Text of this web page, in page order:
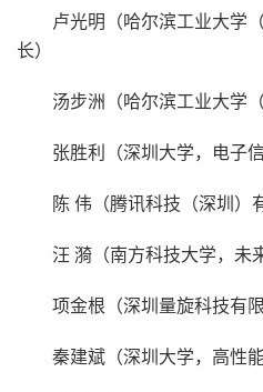
卢光明（哈尔滨工业大学
长）
汤步洲（哈尔滨工业大学
张胜利（深圳大学，电子
陈 伟（腾讯科技（深圳）
汪 漪（南方科技大学，未
项金根（深圳量旋科技有
秦建斌（深圳大学，高性